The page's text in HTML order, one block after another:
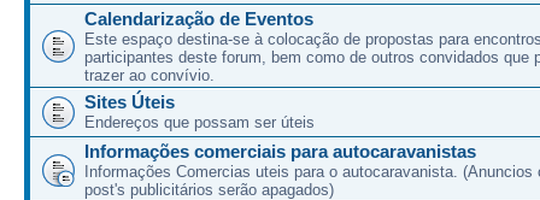
Calendarização de Eventos
Este espaço destina-se à colocação de propostas para
participantes deste forum, bem como de outros convidados que
trazer ao convívio.
Sites Úteis
Endereços que possam ser úteis
Informações comerciais para autocaravanistas
Informações Comercias uteis para o autocaravanista. (Anuncios
post's publicitários serão apagados)